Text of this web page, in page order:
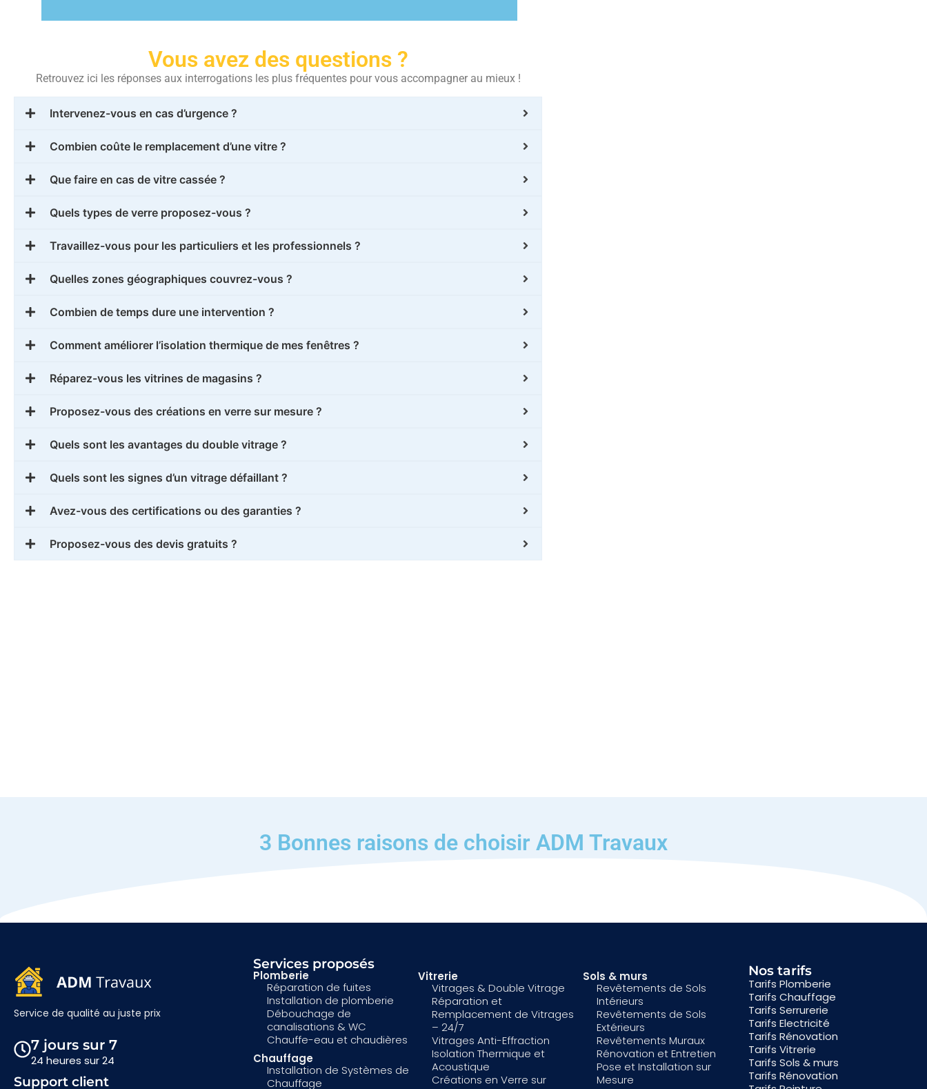
Vous avez des questions ?
Retrouvez ici les réponses aux interrogations les plus fréquentes pour vous accompagner au mieux !
Intervenez-vous en cas d’urgence ?
Combien coûte le remplacement d’une vitre ?
Que faire en cas de vitre cassée ?
Quels types de verre proposez-vous ?
Travaillez-vous pour les particuliers et les professionnels ?
Quelles zones géographiques couvrez-vous ?
Combien de temps dure une intervention ?
Comment améliorer l’isolation thermique de mes fenêtres ?
Réparez-vous les vitrines de magasins ?
Proposez-vous des créations en verre sur mesure ?
Quels sont les avantages du double vitrage ?
Quels sont les signes d’un vitrage défaillant ?
Avez-vous des certifications ou des garanties ?
Proposez-vous des devis gratuits ?
3 Bonnes raisons de choisir ADM Travaux
Service de qualité au juste prix
7 jours sur 7
24 heures sur 24
Support client
Services proposés
Plomberie
Réparation de fuites
Installation de plomberie
Débouchage de
canalisations & WC
Chauffe-eau et chaudières
Chauffage
Installation de Systèmes de
Chauffage
Vitrerie
Vitrages & Double Vitrage
Réparation et
Remplacement de Vitrages
– 24/7
Vitrages Anti-Effraction
Isolation Thermique et
Acoustique
Créations en Verre sur
Sols & murs
Revêtements de Sols
Intérieurs
Revêtements de Sols
Extérieurs
Revêtements Muraux
Rénovation et Entretien
Pose et Installation sur
Mesure
Nos tarifs
Tarifs Plomberie
Tarifs Chauffage
Tarifs Serrurerie
Tarifs Electricité
Tarifs Rénovation
Tarifs Vitrerie
Tarifs Sols & murs
Tarifs Rénovation